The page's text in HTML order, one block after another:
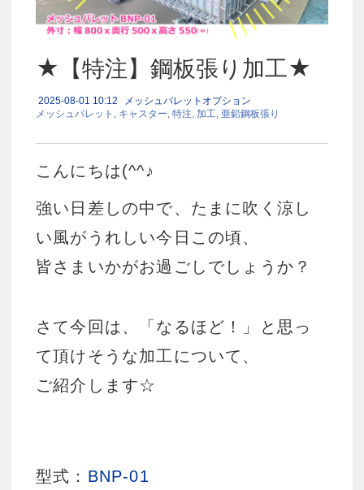
★【特注】鋼板張り加工★
2025-08-01 10:12
メッシュパレットオプション
メッシュパレット
キャスター 特注 加工 亜鉛鋼板張り
こんにちは(^^♪
強い日差しの中で、たまに吹く涼し
い風がうれしい今日この頃、
皆さまいかがお過ごしでしょうか？
さて今回は、「なるほど！」と思っ
て頂けそうな加工について、
ご紹介します☆
型式： BNP-01